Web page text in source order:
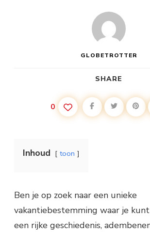
GLOBETROTTER
SHARE
0
Inhoud toon
Ben je op zoek naar een unieke
vakantiebestemming waar je
een rijke geschiedenis,